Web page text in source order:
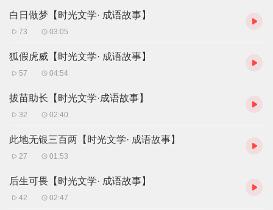
白日做梦【时光文学· 成语故事】
73 03:05
狐假虎威【时光文学· 成语故事】
57 04:54
拔苗助长【时光文学·成语故事】
32 02:40
此地无银三百两【时光文学· 成语故事】
27 01:53
后生可畏【时光文学· 成语故事】
42 02:47